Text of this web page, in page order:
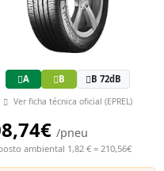
A B B 72dB
Ver ficha técnica oficial (EPREL)
/pneu
ambiental 1,82 € = 210,56€